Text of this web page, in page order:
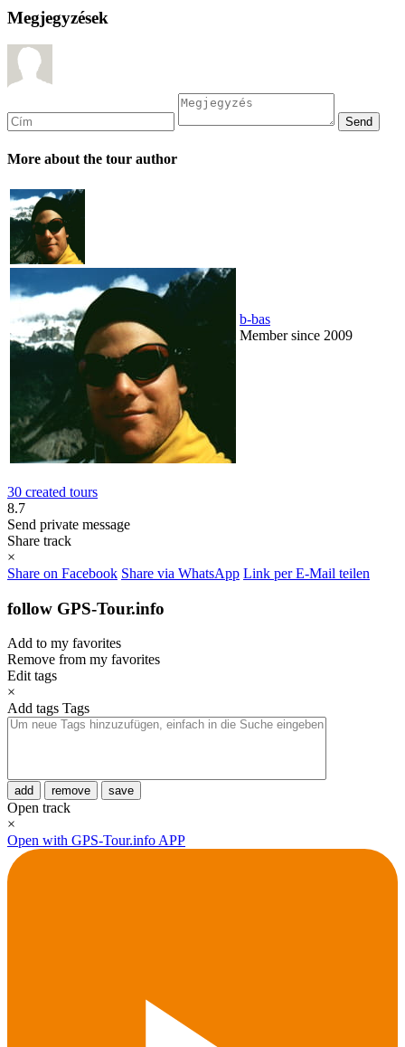
Megjegyzések
More about the tour author
b-bas
Member since 2009
30 created tours
8.7
Send private message
Share track
×
Share on Facebook Share via WhatsApp Link per E-Mail teilen
follow GPS-Tour.info
Add to my favorites
Remove from my favorites
Edit tags
×
Add tags Tags
add remove save
Open track
×
Open with GPS-Tour.info APP